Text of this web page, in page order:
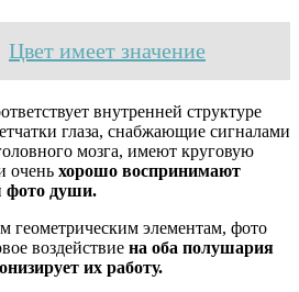
Цвет имеет значение
внутренней структуре
глаза, снабжающие сигналами
мозга, имеют круговую
очень хорошо воспринимают
фото души.
геометрическим элементам, фото
воздействие на оба полушария
их работу.